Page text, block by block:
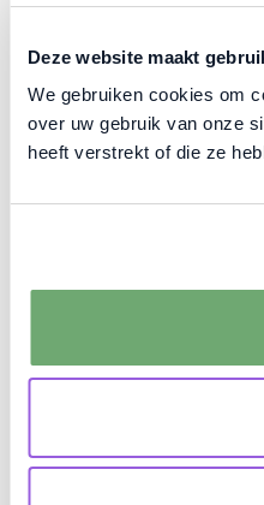
Deze website maakt
We gebruiken cookies om
over uw gebruik van onze
heeft verstrekt of die ze